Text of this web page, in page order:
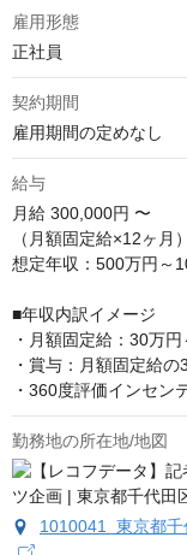
雇用形態
正社員
契約期間
雇用期間の定めなし
給与
月給 300,000円 〜
（月額固定給×12ヶ
想定年収：500万円～
■年収内訳イメージ
・月額固定給：30万
・賞与：月額固定給
・360度評価インセン
勤務地の所在地/地図
1010041 東京都